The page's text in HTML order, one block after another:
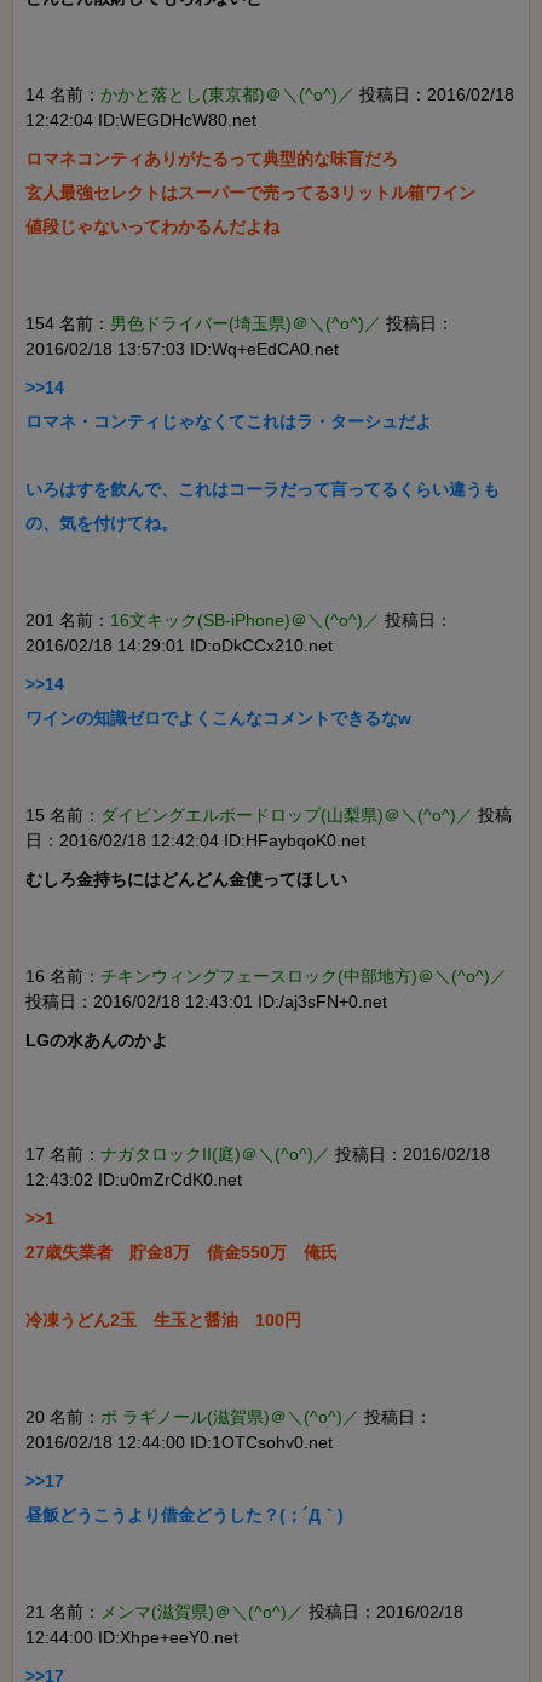
14 名前： かかと落とし(東京都)＠＼(^o^)／ 投稿日：2016/02/18
12:42:04 ID:WEGDHcW80.net
ロマネコンティありがたるって典型的な味盲だろ
玄人最強セレクトはスーパーで売ってる3リットル箱ワイン
値段じゃないってわかるんだよね
154 名前： 男色ドライバー(埼玉県)＠＼(^o^)／ 投稿日：
2016/02/18 13:57:03 ID:Wq+eEdCA0.net
>>14
ロマネ・コンティじゃなくてこれはラ・ターシュだよ
いろはすを飲んで、これはコーラだって言ってるくらい違うも
の、気を付けてね。
201 名前： 16文キック(SB-iPhone)＠＼(^o^)／ 投稿日：
2016/02/18 14:29:01 ID:oDkCCx210.net
>>14
ワインの知識ゼロでよくこんなコメントできるなw
15 名前： ダイビングエルボードロップ(山梨県)＠＼(^o^)／ 投稿
日：2016/02/18 12:42:04 ID:HFaybqoK0.net
むしろ金持ちにはどんどん金使ってほしい
16 名前： チキンウィングフェースロック(中部地方)＠＼(^o^)／
投稿日：2016/02/18 12:43:01 ID:/aj3sFN+0.net
LGの水あんのかよ
17 名前： ナガタロックII(庭)＠＼(^o^)／ 投稿日：2016/02/18
12:43:02 ID:u0mZrCdK0.net
>>1
27歳失業者　貯金8万　借金550万　俺氏
冷凍うどん2玉　生玉と醤油　100円
20 名前： ボ ラギノール(滋賀県)＠＼(^o^)／ 投稿日：
2016/02/18 12:44:00 ID:1OTCsohv0.net
>>17
昼飯どうこうより借金どうした？(；´Д｀)
21 名前： メンマ(滋賀県)＠＼(^o^)／ 投稿日：2016/02/18
12:44:00 ID:Xhpe+eeY0.net
>>17